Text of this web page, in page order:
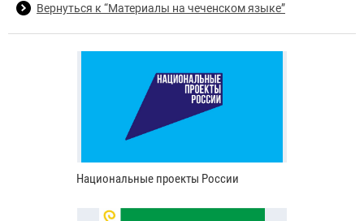
Вернуться к “Материалы на чеченском языке”
Национальные проекты России